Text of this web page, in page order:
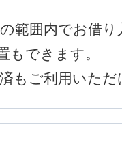
範囲内でお借
もできます。
もご利用いた